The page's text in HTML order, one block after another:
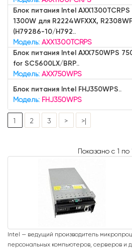
Блок питания Intel AXX1300TCRPS
1300W для R2224WFXXX,
(H79286-10/H792..
Модель: AXX1300TCRPS
Блок питания Intel AXX750WPS
for SC5600LX/BRP..
Модель: AXX750WPS
Блок питания Intel FHJ350WPS..
Модель: FHJ350WPS
1 2 3 > >|
Показано с 1 по
Intel — ведущий производитель
персональных компьютеров, серверов и